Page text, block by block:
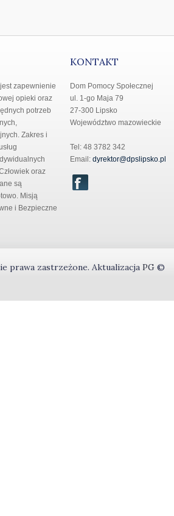
zapewnienie
opieki oraz
potrzeb
Zakres i
oraz
są
Misją
i Bezpieczne
KONTAKT
Dom Pomocy Społecznej
ul. 1-go Maja 79
27-300 Lipsko
Województwo mazowieckie
Tel: 48 3782 342
Email: dyrektor@dpslipsko.pl
prawa zastrzeżone. Aktualizacja PG ©